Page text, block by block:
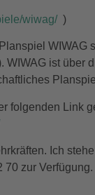
wiwag/)
WIWAG
ist über
folgenden Link
Ich
70 zur Verfügung.